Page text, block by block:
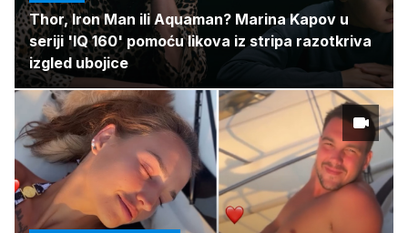
Thor, Iron Man ili Aquaman? Marina Kapov u
seriji 'IQ 160' pomoću likova iz stripa razotkriva
izgled ubojice